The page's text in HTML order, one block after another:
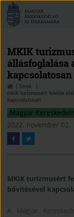
Magyar
Kereskedelmi
és
MKIK
állásfoglalása
kapcsolatosan
hírek
mkik turizmusért felelős
kapcsolatosan
Magyar
2022. november 02.
MKIK turizmusért
bővítésével
A Magyar